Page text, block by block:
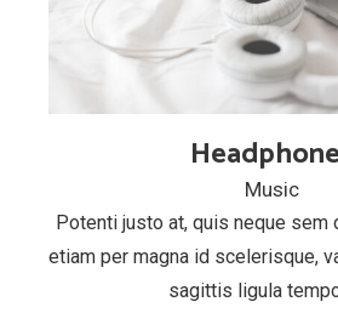
Music
Potenti justo at, quis neque sem
etiam per magna id scelerisque,
sagittis ligula